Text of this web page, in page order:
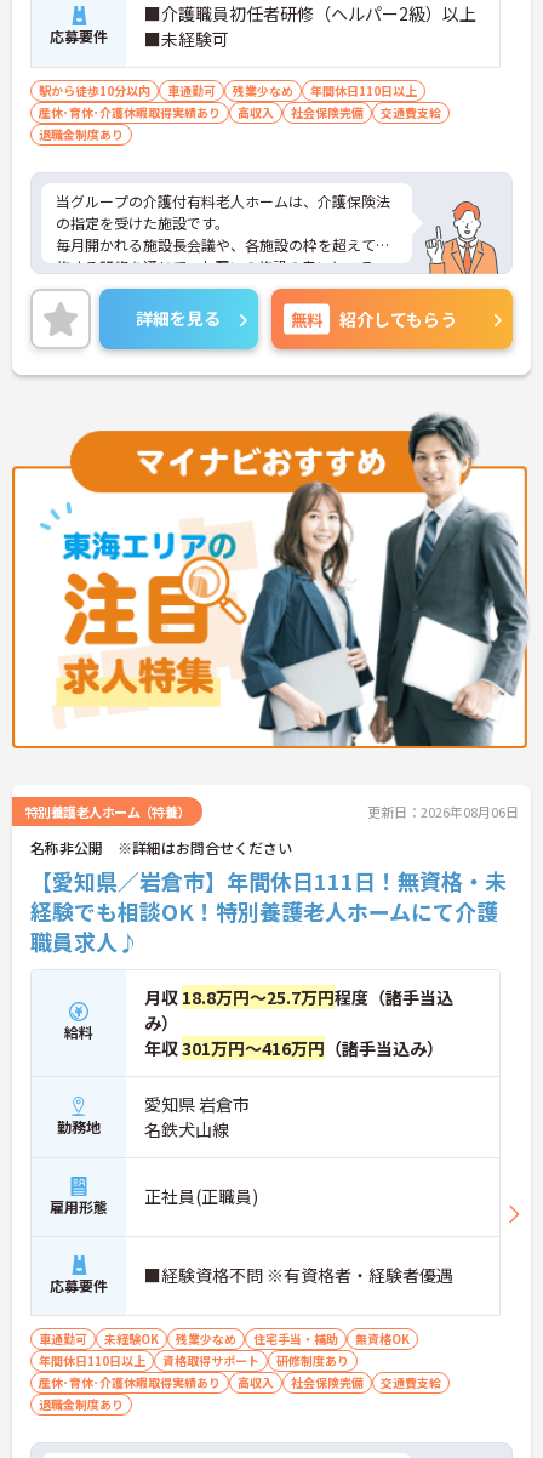
応募要件
■介護職員初任者研修（ヘルパー2級）以上
■未経験可
駅から徒歩10分以内 車通勤可 残業少なめ
年間休日110日以上
産休･育休･介護休暇取得実績あり
高収入 社会保険完備
交通費支給
退職金制度あり
当グループの介護付有料老人ホームは、介護保険法
の指定を受けた施設です。
毎月開かれる施設長会議や、各施設の枠を超えて実
施する研修を通じて、お互いの施設の良いところ、
改善すべきところを共有しながら、職員相互に高め
られています。
また、時間外勤務はほとんどありませんので、プラ
イベートと仕事の両立が可能です。
少しでもご興味をお持ちの方は、お気軽にお問い合
詳細を見る 無料 紹介してもらう
特別養護老人ホーム（特養） 更新日：2026年08月06日
名称非公開 ※詳細はお問合せください
【愛知県／岩倉市】年間休日111日！無資格・未
経験でも相談OK！特別養護老人ホームにて介護
職員求人♪
給料
月収 18.8万円～25.7万円程度（諸手当込
み）
年収301万円～416万円 （諸手当込み）
勤務地
愛知県 岩倉市
名鉄犬山線
雇用形態 正社員(正職員)
応募要件 ■経験資格不問 ※有資格者・経験者優遇
車通勤可 未経験OK 残業少なめ 住宅手当・補助
無資格OK
年間休日110日以上
資格取得サポート
研修制度あり
産休･育休･介護休暇取得実績あり
高収入 社会保険完備
交通費支給
退職金制度あり